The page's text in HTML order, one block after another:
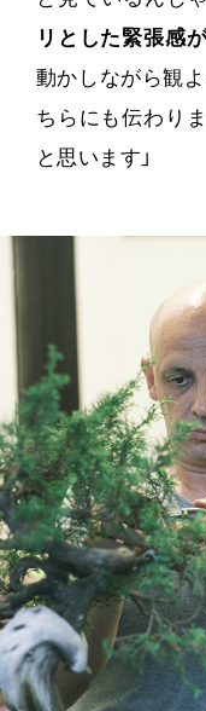
リとした緊張感
動かしながら観よ
ちらにも伝わり
と思います」